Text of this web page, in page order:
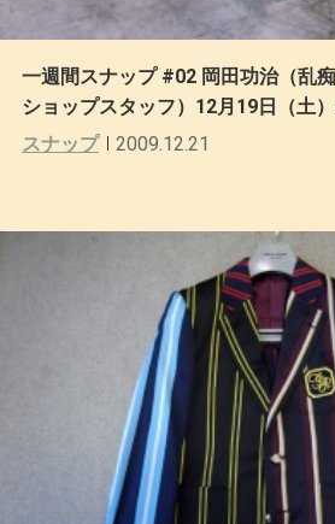
一週間スナップ #02 岡田功治（乱
ショップスタッフ）12月19日（土
スナップ
2009.12.21